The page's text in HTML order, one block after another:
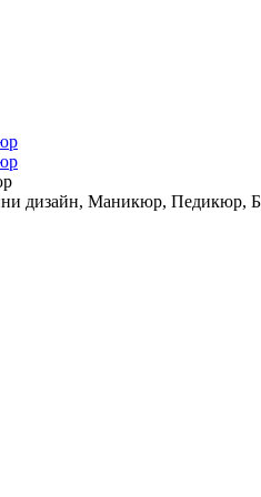
дизайн, Маникюр, Педикюр,